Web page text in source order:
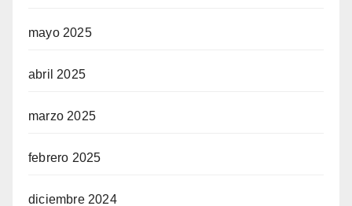
mayo 2025
abril 2025
marzo 2025
febrero 2025
diciembre 2024